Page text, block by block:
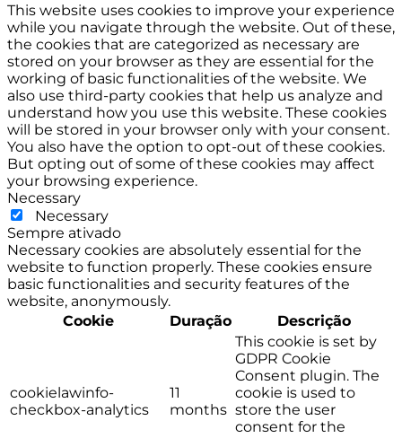
This website uses cookies to improve your experience
while you navigate through the website. Out of these,
the cookies that are categorized as necessary are
stored on your browser as they are essential for the
working of basic functionalities of the website. We
also use third-party cookies that help us analyze and
understand how you use this website. These cookies
will be stored in your browser only with your consent.
You also have the option to opt-out of these cookies.
But opting out of some of these cookies may affect
your browsing experience.
Necessary
Necessary
Sempre ativado
Necessary cookies are absolutely essential for the
website to function properly. These cookies ensure
basic functionalities and security features of the
website, anonymously.
Cookie
Duração Descrição
cookielawinfo-
checkbox-analytics
11
months
This cookie is set by
GDPR Cookie
Consent plugin. The
cookie is used to
store the user
consent for the